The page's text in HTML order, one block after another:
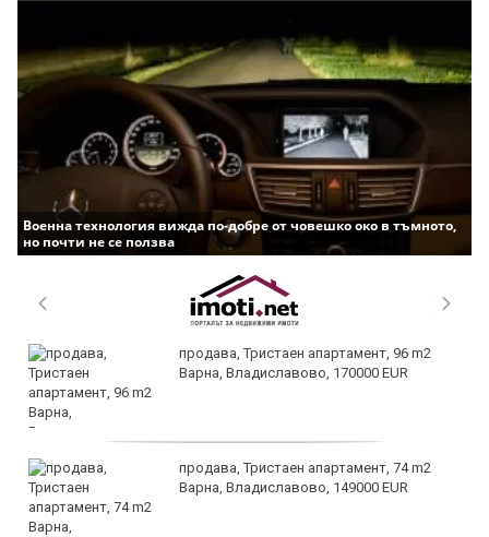
Военна технология вижда по-добре от човешко око в тъмното,
но почти не се ползва
продава, Тристаен апартамент, 96 m2
Варна, Владиславово, 170000 EUR
продава, Тристаен апартамент, 74 m2
Варна, Владиславово, 149000 EUR